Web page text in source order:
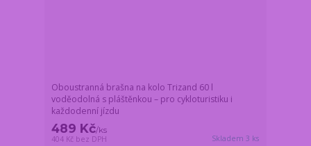
Oboustranná brašna na kolo Trizand 60 l
voděodolná s pláštěnkou – pro cykloturistiku i
každodenní jízdu
489 Kč/ks
404 Kč bez DPH Skladem 3 ks